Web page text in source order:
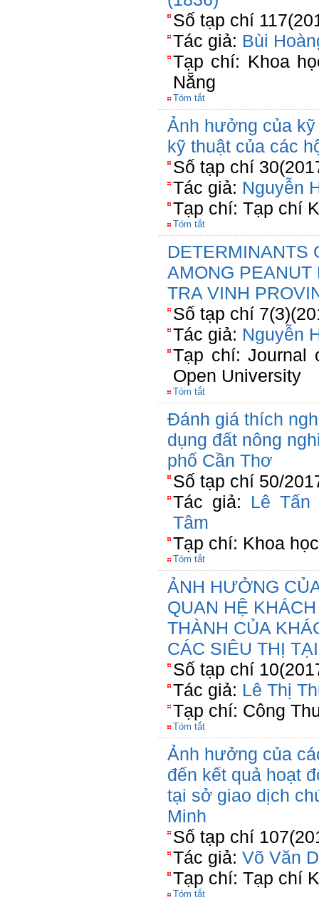
Số tạp chí
Tác giả: Bùi
Tạp chí: Khoa
Nẵng
Tóm tắt
Ảnh hưởng của
kỹ thuật của các
Số tạp chí
Tác giả: Nguyễn
Tạp chí: Tạp chí
Tóm tắt
DETERMINANTS
AMONG PEANUT
TRA VINH
Số tạp chí
Tác giả: Nguyễn
Tạp chí: Journal
Open University
Tóm tắt
Đánh giá thích
dụng đất nông
phố Cần Thơ
Số tạp chí 50/
Tác giả: Lê Tấn
Tâm
Tạp chí: Khoa
Tóm tắt
ẢNH HƯỞNG
QUAN HỆ
THÀNH CỦA
CÁC SIÊU THỊ
Số tạp chí
Tác giả: Lê Thị
Tạp chí: Công
Tóm tắt
Ảnh hưởng của
đến kết quả hoạt
tại sở giao dịch
Minh
Số tạp chí
Tác giả: Võ Văn
Tạp chí: Tạp chí
Tóm tắt